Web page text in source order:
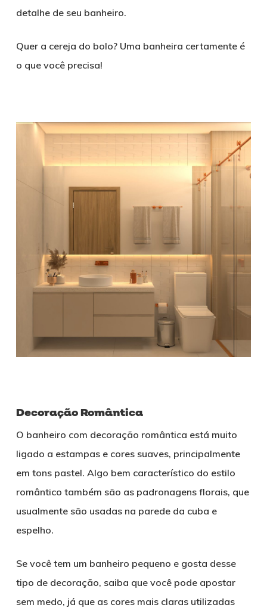
detalhe de seu banheiro.
Quer a cereja do bolo? Uma banheira certamente é
o que você precisa!
Decoração Romântica
O banheiro com decoração romântica está muito
ligado a estampas e cores suaves, principalmente
em tons pastel. Algo bem característico do estilo
romântico também são as padronagens florais, que
usualmente são usadas na parede da cuba e
espelho.
Se você tem um banheiro pequeno e gosta desse
tipo de decoração, saiba que você pode apostar
sem medo, já que as cores mais claras utilizadas